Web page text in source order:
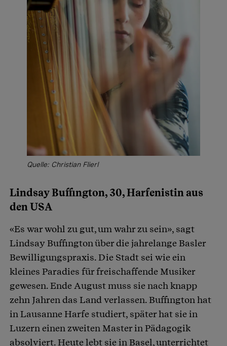
Quelle: Christian Flierl
Lindsay Buffington, 30, Harfenistin aus
den USA
«Es war wohl zu gut, um wahr zu sein», sagt
Lindsay Buffington über die jahrelange Basler
Bewilligungspraxis. Die Stadt sei wie ein
kleines Paradies für freischaffende Musiker
gewesen. Ende August muss sie nach knapp
zehn Jahren das Land verlassen. Buffington hat
in Lausanne Harfe studiert, später hat sie in
Luzern einen zweiten Master in Pädagogik
absolviert. Heute lebt sie in Basel, unterrichtet